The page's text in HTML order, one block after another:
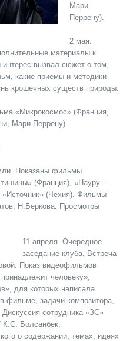
Мари
Перрену).
2 мая.
материалы к
вызвал сюжет о том,
какие приемы и методики
крошечных существ природы.
«Микрокосмос» (Франция,
Мари Перрену).
Показаны фильмы
(Франция), «Науру –
«Источник» (Чехия). Фильмы
Н.Беркова. Просмотры
11 апреля. Очередное
заседание клуба. Встреча
Показ видеофильмов
человеку»,
для которых написала
фильме, задачи композитора,
сотрудника «ЗС»
Болсанбек,
о содержании, темах, идеях